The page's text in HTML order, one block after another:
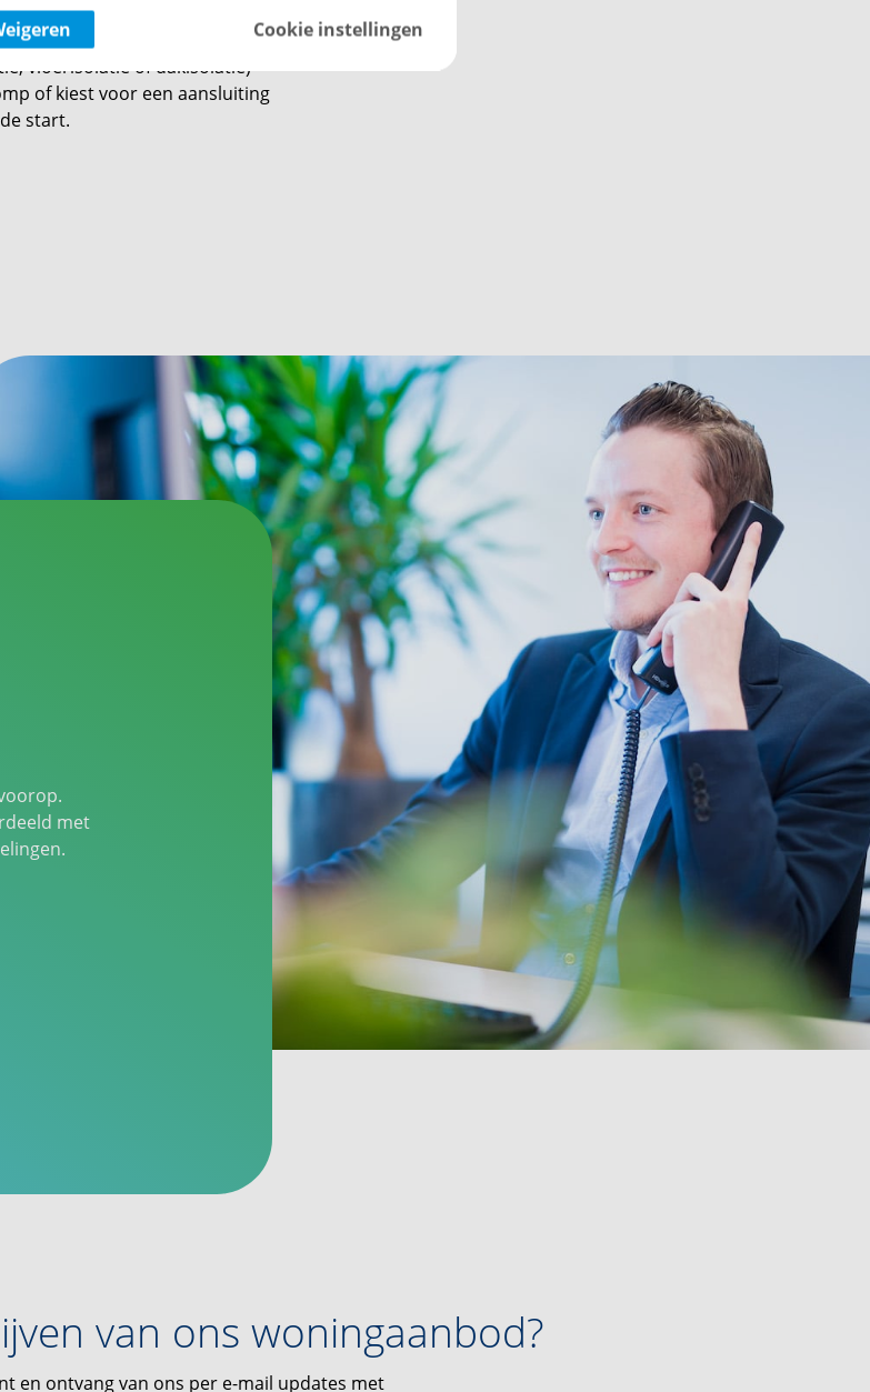
in huis gaat
je in aanmerking komen
vloerisolatie of dakisolatie)
of kiest voor een aansluiting
start.
met
van ons woningaanbod?
en ontvang van ons per e-mail updates met
Cookie instellingen